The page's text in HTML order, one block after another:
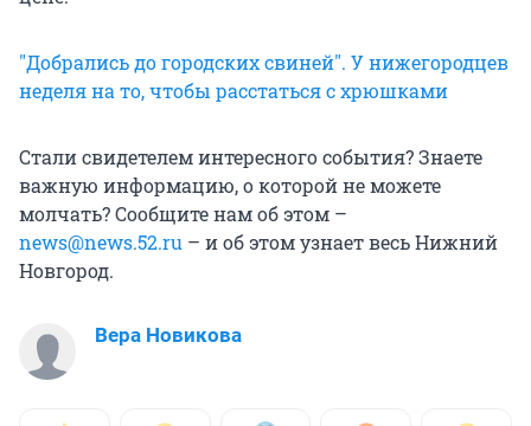
"Добрались до городских свиней". У нижегородцев
неделя на то, чтобы расстаться с хрюшками
Стали свидетелем интересного события? Знаете
важную информацию, о которой не можете
молчать? Сообщите нам об этом –
news@news.52.ru – и об этом узнает весь Нижний
Новгород.
Вера Новикова